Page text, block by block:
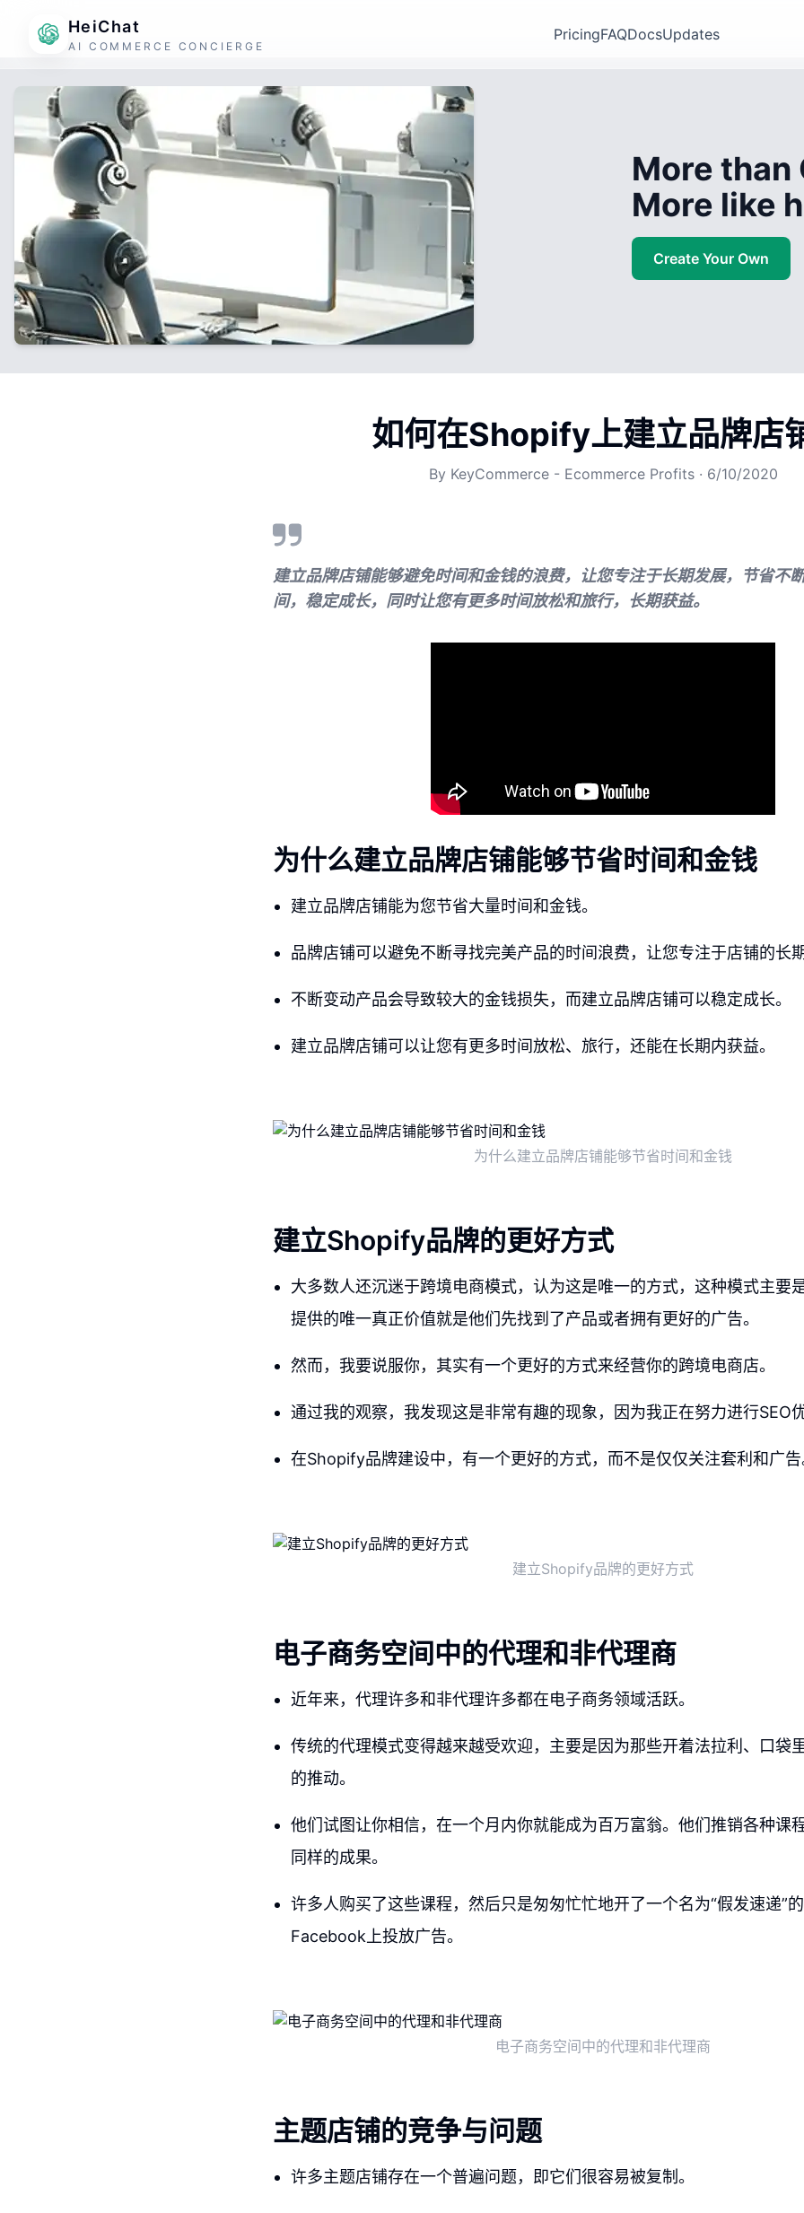
HeiChat
AI COMMERCE CONCIERGE
PricingFAQDocsUpdates
More than
More like
Create Your Own
如何在Shopify上建立品牌店
By KeyCommerce - Ecommerce Profits· 6/10/2020
建立品牌店铺能够避免时间和金钱的浪费，让您专注于长期发展，节省不
间，稳定成长，同时让您有更多时间放松和旅行，长期获益。
为什么建立品牌店铺能够节省时间和金钱
建立品牌店铺能为您节省大量时间和金钱。
品牌店铺可以避免不断寻找完美产品的时间浪费，让您专注于店铺的长
不断变动产品会导致较大的金钱损失，而建立品牌店铺可以稳定成长。
建立品牌店铺可以让您有更多时间放松、旅行，还能在长期内获益。
为什么建立品牌店铺能够节省时间和金钱
建立Shopify品牌的更好方式
大多数人还沉迷于跨境电商模式，认为这是唯一的方式，这种模式主要
提供的唯一真正价值就是他们先找到了产品或者拥有更好的广告。
然而，我要说服你，其实有一个更好的方式来经营你的跨境电商店。
通过我的观察，我发现这是非常有趣的现象，因为我正在努力进行SEO
在Shopify品牌建设中，有一个更好的方式，而不是仅仅关注套利和广
建立Shopify品牌的更好方式
电子商务空间中的代理和非代理商
近年来，代理许多和非代理许多都在电子商务领域活跃。
传统的代理模式变得越来越受欢迎，主要是因为那些开着法拉利、口袋
的推动。
他们试图让你相信，在一个月内你就能成为百万富翁。他们推销各种课
同样的成果。
许多人购买了这些课程，然后只是匆匆忙忙地开了一个名为“假发速递”
Facebook上投放广告。
电子商务空间中的代理和非代理商
主题店铺的竞争与问题
许多主题店铺存在一个普遍问题，即它们很容易被复制。